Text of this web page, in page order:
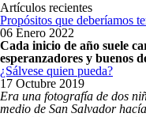
Artículos recientes
Propósitos que deberíamos
06 Enero 2022
Cada inicio de año suele
esperanzadores y buenos
¿Sálvese quien pueda?
17 Octubre 2019
Era una fotografía de dos
medio de San Salvador